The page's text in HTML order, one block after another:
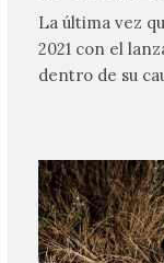
La última vez
2021 con el
dentro de su